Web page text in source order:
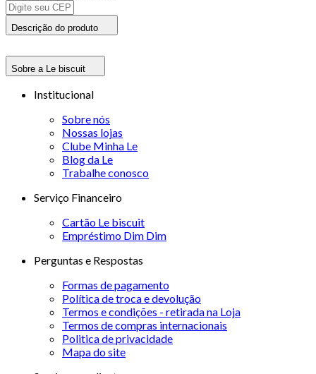
Descrição do produto
Sobre a Le biscuit
Institucional
Sobre nós
Nossas lojas
Clube Minha Le
Blog da Le
Trabalhe conosco
Serviço Financeiro
Cartão Le biscuit
Empréstimo Dim Dim
Perguntas e Respostas
Formas de pagamento
Política de troca e devolução
Termos e condições - retirada na Loja
Termos de compras internacionais
Politica de privacidade
Mapa do site